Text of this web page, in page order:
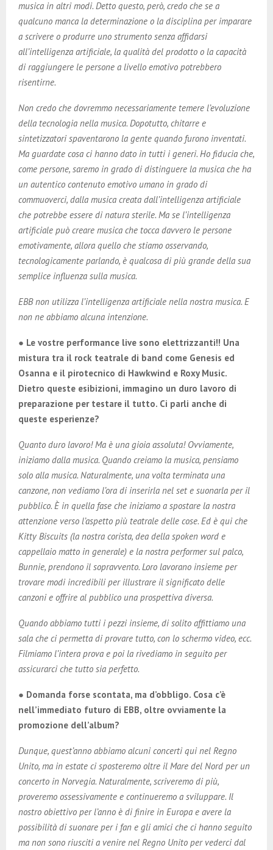
musica in altri modi. Detto questo, però, credo che se a
qualcuno manca la determinazione o la disciplina per imparare
a scrivere o produrre uno strumento senza affidarsi
all’intelligenza artificiale, la qualità del prodotto o la capacità
di raggiungere le persone a livello emotivo potrebbero
risentirne.
Non credo che dovremmo necessariamente temere l’evoluzione
della tecnologia nella musica. Dopotutto, chitarre e
sintetizzatori spaventarono la gente quando furono inventati.
Ma guardate cosa ci hanno dato in tutti i generi. Ho fiducia che,
come persone, saremo in grado di distinguere la musica che ha
un autentico contenuto emotivo umano in grado di
commuoverci, dalla musica creata dall’intelligenza artificiale
che potrebbe essere di natura sterile. Ma se l’intelligenza
artificiale può creare musica che tocca davvero le persone
emotivamente, allora quello che stiamo osservando,
tecnologicamente parlando, è qualcosa di più grande della sua
semplice influenza sulla musica.
EBB non utilizza l’intelligenza artificiale nella nostra musica. E
non ne abbiamo alcuna intenzione.
● Le vostre performance live sono elettrizzanti!! Una
mistura tra il rock teatrale di band come Genesis ed
Osanna e il pirotecnico di Hawkwind e Roxy Music.
Dietro queste esibizioni, immagino un duro lavoro di
preparazione per testare il tutto. Ci parli anche di
queste esperienze?
Quanto duro lavoro! Ma è una gioia assoluta! Ovviamente,
iniziamo dalla musica. Quando creiamo la musica, pensiamo
solo alla musica. Naturalmente, una volta terminata una
canzone, non vediamo l’ora di inserirla nel set e suonarla per il
pubblico. È in quella fase che iniziamo a spostare la nostra
attenzione verso l’aspetto più teatrale delle cose. Ed è qui che
Kitty Biscuits (la nostra corista, dea della spoken word e
cappellaio matto in generale) e la nostra performer sul palco,
Bunnie, prendono il sopravvento. Loro lavorano insieme per
trovare modi incredibili per illustrare il significato delle
canzoni e offrire al pubblico una prospettiva diversa.
Quando abbiamo tutti i pezzi insieme, di solito affittiamo una
sala che ci permetta di provare tutto, con lo schermo video, ecc.
Filmiamo l’intera prova e poi la rivediamo in seguito per
assicurarci che tutto sia perfetto.
● Domanda forse scontata, ma d’obbligo. Cosa c’è
nell’immediato futuro di EBB, oltre ovviamente la
promozione dell’album?
Dunque, quest’anno abbiamo alcuni concerti qui nel Regno
Unito, ma in estate ci sposteremo oltre il Mare del Nord per un
concerto in Norvegia. Naturalmente, scriveremo di più,
proveremo ossessivamente e continueremo a sviluppare. Il
nostro obiettivo per l’anno è di finire in Europa e avere la
possibilità di suonare per i fan e gli amici che ci hanno seguito
ma non sono riusciti a venire nel Regno Unito per vederci dal